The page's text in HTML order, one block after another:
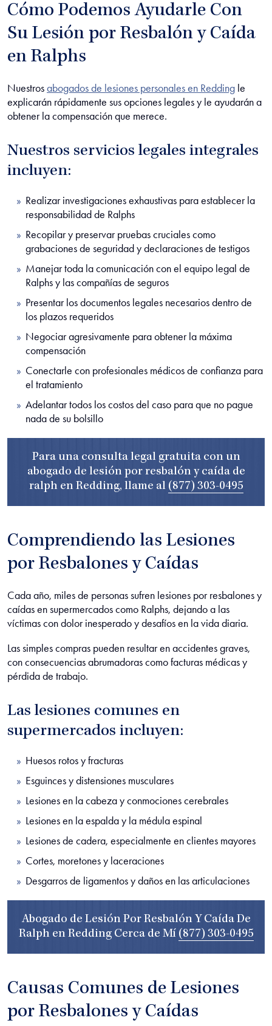
Cómo Podemos Ayudarle Con
Su Lesión por Resbalón y Caída
en Ralphs
Nuestrosabogados de lesiones personales en Redding le
explicarán rápidamente sus opciones legales y le ayudarán a
obtener la compensación que merece.
Nuestros servicios legales integrales
incluyen:
Realizar investigaciones exhaustivas para establecer la
responsabilidad de Ralphs
Recopilar y preservar pruebas cruciales como
grabaciones de seguridad y declaraciones de testigos
Manejar toda la comunicación con el equipo legal de
Ralphs y las compañías de seguros
Presentar los documentos legales necesarios dentro de
los plazos requeridos
Negociar agresivamente para obtener la máxima
compensación
Conectarle con profesionales médicos de confianza para
el tratamiento
Adelantar todos los costos del caso para que no pague
nada de su bolsillo
Para una consulta legal gratuita con un
abogado de lesión por resbalón y caída de
ralph en Redding, llame al (877) 303-0495
Comprendiendo las Lesiones
por Resbalones y Caídas
Cada año, miles de personas sufren lesiones por resbalones y
caídas en supermercados como Ralphs, dejando a las
víctimas con dolor inesperado y desafíos en la vida diaria.
Las simples compras pueden resultar en accidentes graves,
con consecuencias abrumadoras como facturas médicas y
pérdida de trabajo.
Las lesiones comunes en
supermercados incluyen:
Huesos rotos y fracturas
Esguinces y distensiones musculares
Lesiones en la cabeza y conmociones cerebrales
Lesiones en la espalda y la médula espinal
Lesiones de cadera, especialmente en clientes mayores
Cortes, moretones y laceraciones
Desgarros de ligamentos y daños en las articulaciones
Abogado de Lesión Por Resbalón Y Caída De
Ralph en Redding Cerca de Mí (877) 303-0495
Causas Comunes de Lesiones
por Resbalones y Caídas